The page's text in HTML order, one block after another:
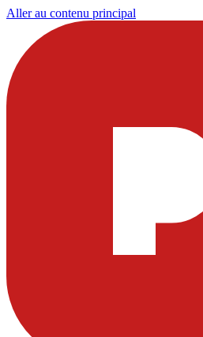
Aller au contenu principal